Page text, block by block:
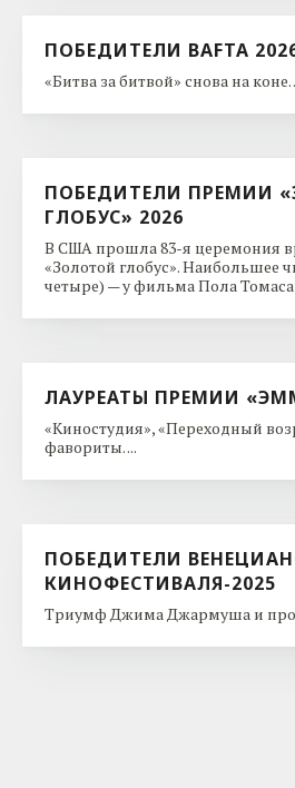
ПОБЕДИТЕЛИ BAFTA
«Битва за битвой» снова на коне.
ПОБЕДИТЕЛИ ПРЕМИИ
ГЛОБУС» 2026
В США прошла 83-я церемония
«Золотой глобус». Наибольшее
четыре) — у фильма Пола Томаса
ЛАУРЕАТЫ ПРЕМИИ
«Киностудия», «Переходный
фавориты. ...
ПОБЕДИТЕЛИ
КИНОФЕСТИВАЛЯ-2025
Триумф Джима Джармуша и